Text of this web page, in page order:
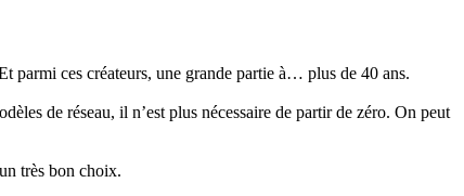
parmi ces créateurs, une grande partie à… plus de 40 ans.
de réseau, il n’est plus nécessaire de partir de zéro. On peut
très bon choix.